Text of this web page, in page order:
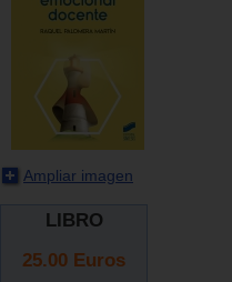
Ampliar imagen
LIBRO
25.00 Euros